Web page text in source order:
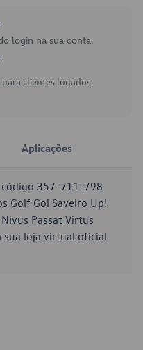
login na sua conta.
clientes logados.
Aplicações
código 357-711-798
Golf Gol Saveiro Up!
Passat Virtus
sua loja virtual oficial